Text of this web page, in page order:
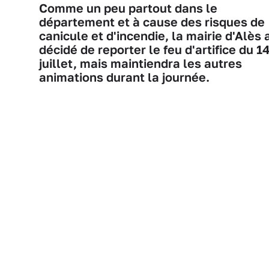
Comme un peu partout dans le
département et à cause des risques de
canicule et d'incendie, la mairie d'Alès
décidé de reporter le feu d'artifice du
juillet, mais maintiendra les autres
animations durant la journée.